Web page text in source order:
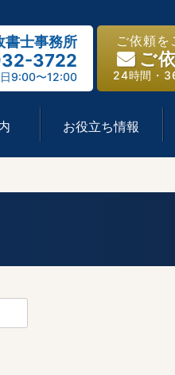
書士事務所
3722
9:00〜12:00
ご依頼を
ご
24時間・
お役立ち情報